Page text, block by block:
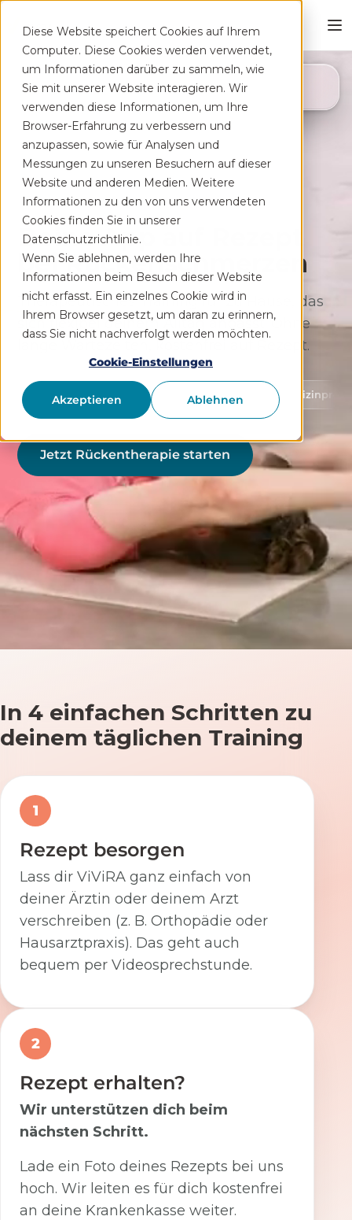
Diese Website speichert Cookies auf Ihrem
Computer. Diese Cookies werden verwendet,
um Informationen darüber zu sammeln, wie
Sie mit unserer Website interagieren. Wir
verwenden diese Informationen, um Ihre
Browser-Erfahrung zu verbessern und
anzupassen, sowie für Analysen und
Messungen zu unseren Besuchern auf dieser
Website und anderen Medien. Weitere
Informationen zu den von uns verwendeten
Cookies finden Sie in unserer
Datenschutzrichtlinie.
Wenn Sie ablehnen, werden Ihre
Informationen beim Besuch dieser Website
nicht erfasst. Ein einzelnes Cookie wird in
Ihrem Browser gesetzt, um daran zu erinnern,
dass Sie nicht nachverfolgt werden möchten.
Cookie-Einstellungen
Akzeptieren Ablehnen
Deine App auf Rezept
bei Rücken­schmerzen
Therapeutisches Training für zu Hause, das
sich flexibel deinem Alltag anpasst. Ohne
lange Wartezeiten, kostenfrei auf Rezept.
Schutz von Gesundheitsdaten Medizinprodukt Klasse
Jetzt Rückentherapie starten
In 4 einfachen Schritten zu
deinem täglichen Training
1
Rezept besorgen
Lass dir ViViRA ganz einfach von
deiner Ärztin oder deinem Arzt
verschreiben (z. B. Orthopädie oder
Hausarztpraxis). Das geht auch
bequem per Videosprechstunde.
2
Rezept erhalten?
Wir unterstützen dich beim
nächsten Schritt.
Lade ein Foto deines Rezepts bei uns
hoch. Wir leiten es für dich kostenfrei
an deine Krankenkasse weiter.